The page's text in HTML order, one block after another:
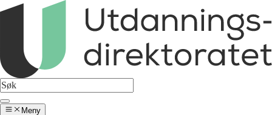
Meny